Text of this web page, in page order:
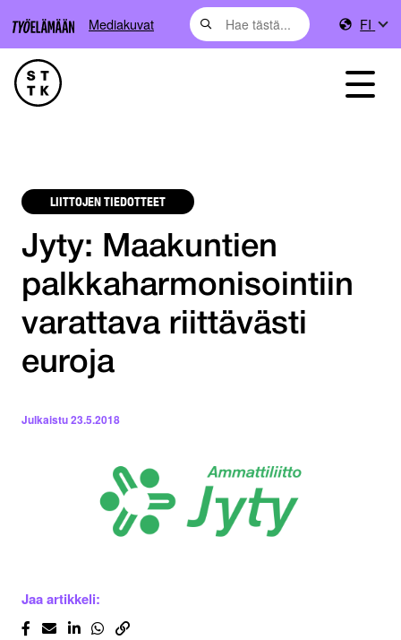
Mediakuvat FI
LIITTOJEN TIEDOTTEET
Jyty: Maakuntien
palkkaharmonisointiin
varattava riittävästi
euroja
Julkaistu23.5.2018
Jaa artikkeli: